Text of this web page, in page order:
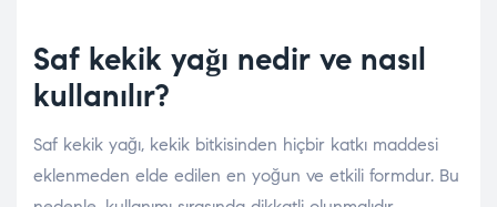
Saf kekik yağı nedir ve nasıl
kullanılır?
Saf kekik yağı, kekik bitkisinden hiçbir katkı maddesi
eklenmeden elde edilen en yoğun ve etkili formdur. Bu